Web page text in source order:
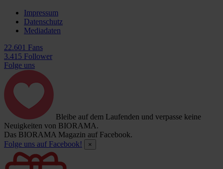
Impressum
Datenschutz
Mediadaten
22.601 Fans
3.415 Follower
Folge uns
Bleibe auf dem Laufenden und verpasse keine
Neuigkeiten von BIORAMA.
Das BIORAMA Magazin auf Facebook.
Folge uns auf Facebook!
×